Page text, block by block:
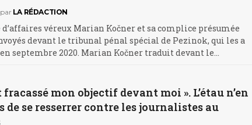
par LA RÉDACTION
d’affaires véreux Marian Kočner et sa complice présumée
devant le tribunal pénal spécial de Pezinok, qui les a
septembre 2020. Marian Kočner traduit devant le…
mon objectif devant moi ». L’étau n’en
de se resserrer contre les journalistes au